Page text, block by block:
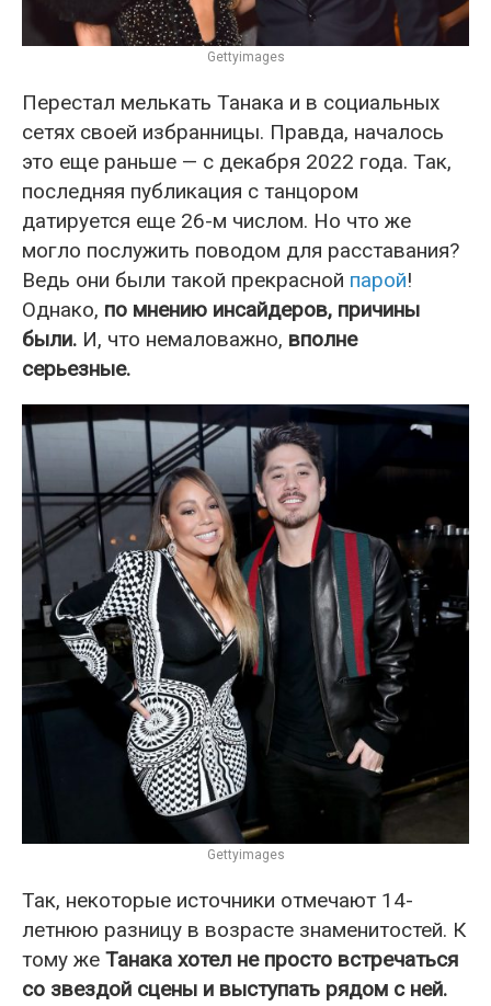
Gettyimages
Перестал мелькать Танака и в социальных
сетях своей избранницы. Правда, началось
это еще раньше — с декабря 2022 года. Так,
последняя публикация с танцором
датируется еще 26-м числом. Но что же
могло послужить поводом для расставания?
Ведь они были такой прекрасной парой!
Однако, по мнению инсайдеров, причины
были. И, что немаловажно, вполне
серьезные.
Gettyimages
Так, некоторые источники отмечают 14-
летнюю разницу в возрасте знаменитостей. К
тому же Танака хотел не просто встречаться
со звездой сцены и выступать рядом с ней.